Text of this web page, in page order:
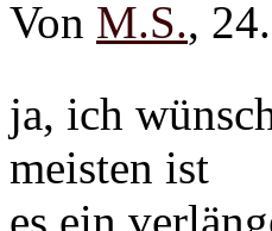
Von M.S.,
ja, ich
meisten ist
es ein